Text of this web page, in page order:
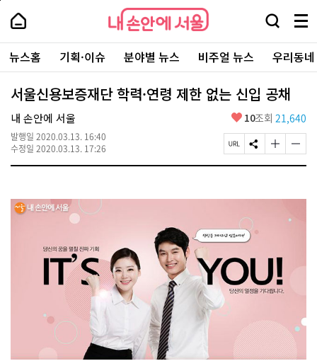
본
로
가
내
손
안
에
서
울
-
서
울
시
대
표
소
털
내
손
에
울
검
창
열
기
메
뉴
전
체
보
주
요
서
뉴스홈 기획·이슈 분야별 뉴스 비주얼 뉴스 우리동
서울신용보증재단 학력·연령 제한 없는 신입 공채
내 손안에 서울
발행일 2020.03.13. 16:40
수정일 2020.03.13. 17:26
좋
요
10조회 21,640
페
이
R
복
사
S
N
유
글
자
크
기
글
자
작
페
상
단
로